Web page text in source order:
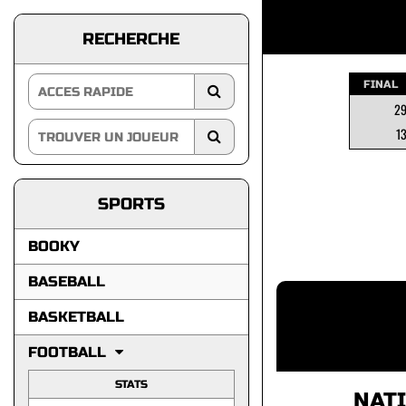
RECHERCHE
SPORTS
BOOKY
BASEBALL
BASKETBALL
FOOTBALL
STATS
FINAL
29
13